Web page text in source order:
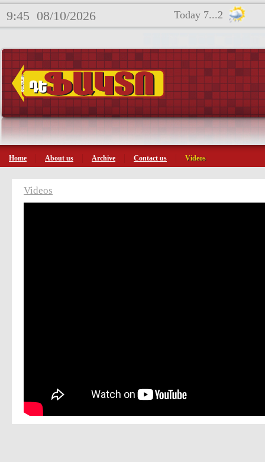
9:45 08/10/2026 Today 7...2
Home About us Archive Contact us Videos
Videos